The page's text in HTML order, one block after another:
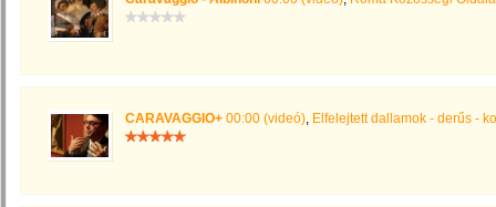
CARAVAGGIO+ 00:00 (videó), Elfelejtett dallamok - derűs -